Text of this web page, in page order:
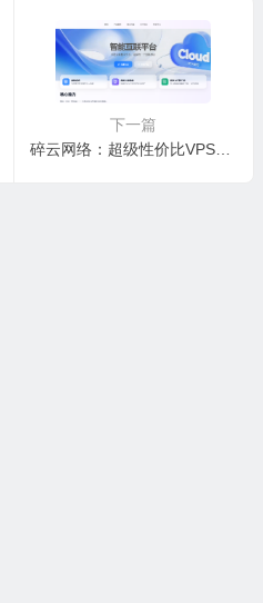
下一篇
碎云网络：超级性价比VPS，便宜VPS，昆明电信，2H/2G/10m/80G/，首页低至10元/月，特享专属优惠码